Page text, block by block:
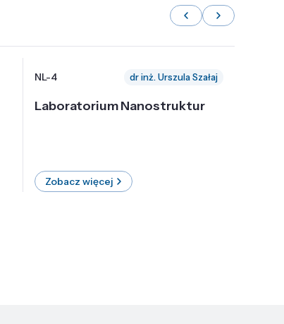
NL-4 dr inż. Urszula Szałaj
Laboratorium Nanostruktur
Zobacz więcej